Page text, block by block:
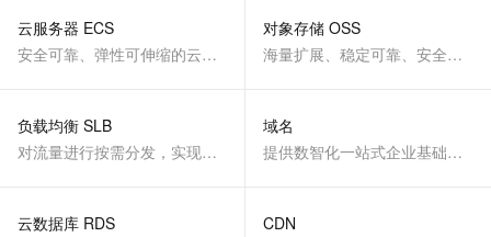
云服务器 ECS
安全可靠、弹性可伸缩的云计算服务
对象存储 OSS
海量扩展、稳定可靠、安全、低成本、智能
负载均衡 SLB
对流量进行按需分发，实现应用高可用
域名
提供数智化一站式企业基础服务
云数据库 RDS
CDN